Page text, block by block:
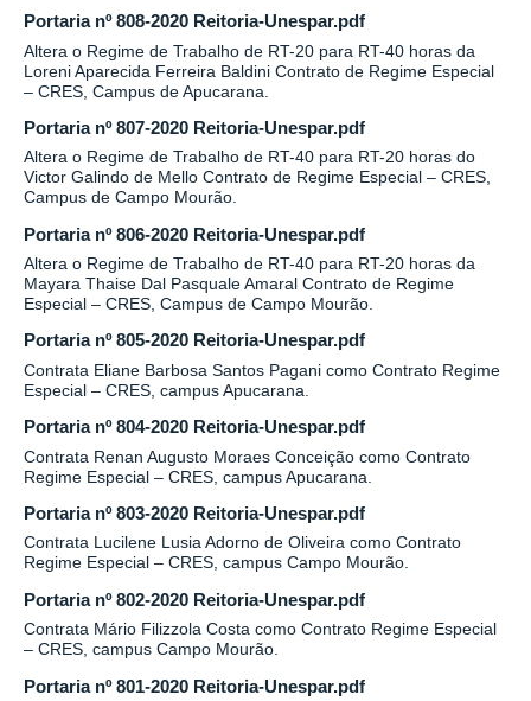
Portaria nº 808-2020 Reitoria-Unespar.pdf
Altera o Regime de Trabalho de RT-20 para RT-40 horas da
Loreni Aparecida Ferreira Baldini Contrato de Regime Especial
– CRES, Campus de Apucarana.
Portaria nº 807-2020 Reitoria-Unespar.pdf
Altera o Regime de Trabalho de RT-40 para RT-20 horas do
Victor Galindo de Mello Contrato de Regime Especial – CRES,
Campus de Campo Mourão.
Portaria nº 806-2020 Reitoria-Unespar.pdf
Altera o Regime de Trabalho de RT-40 para RT-20 horas da
Mayara Thaise Dal Pasquale Amaral Contrato de Regime
Especial – CRES, Campus de Campo Mourão.
Portaria nº 805-2020 Reitoria-Unespar.pdf
Contrata Eliane Barbosa Santos Pagani como Contrato Regime
Especial – CRES, campus Apucarana.
Portaria nº 804-2020 Reitoria-Unespar.pdf
Contrata Renan Augusto Moraes Conceição como Contrato
Regime Especial – CRES, campus Apucarana.
Portaria nº 803-2020 Reitoria-Unespar.pdf
Contrata Lucilene Lusia Adorno de Oliveira como Contrato
Regime Especial – CRES, campus Campo Mourão.
Portaria nº 802-2020 Reitoria-Unespar.pdf
Contrata Mário Filizzola Costa como Contrato Regime Especial
– CRES, campus Campo Mourão.
Portaria nº 801-2020 Reitoria-Unespar.pdf